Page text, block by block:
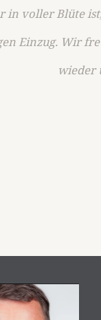
in voller Blüte
Einzug. Wir
wieder